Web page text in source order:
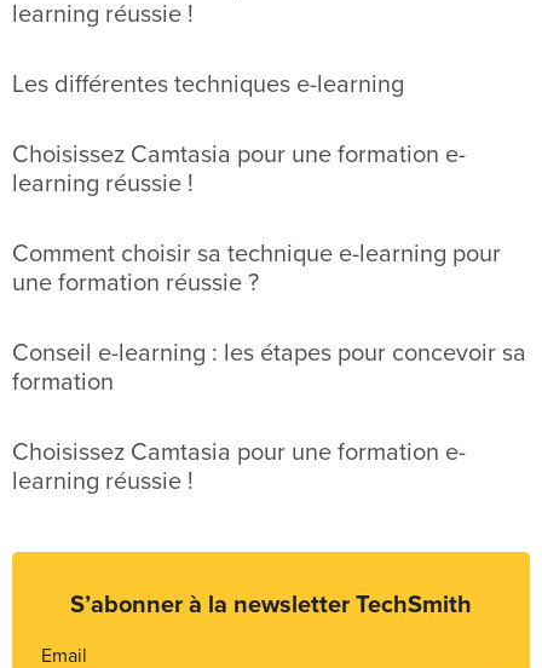
learning réussie !
Les différentes techniques e-learning
Choisissez Camtasia pour une formation e-
learning réussie !
Comment choisir sa technique e-learning pour
une formation réussie ?
Conseil e-learning : les étapes pour concevoir sa
formation
Choisissez Camtasia pour une formation e-
learning réussie !
S’abonner à la newsletter TechSmith
Email